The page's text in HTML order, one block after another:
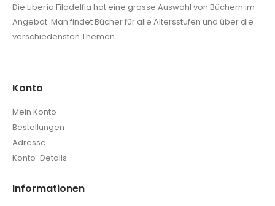
Die Libería Filadelfia hat eine grosse Auswahl von Büchern im
Angebot. Man findet Bücher für alle Altersstufen und über die
verschiedensten Themen.
Konto
Mein Konto
Bestellungen
Adresse
Konto-Details
Informationen